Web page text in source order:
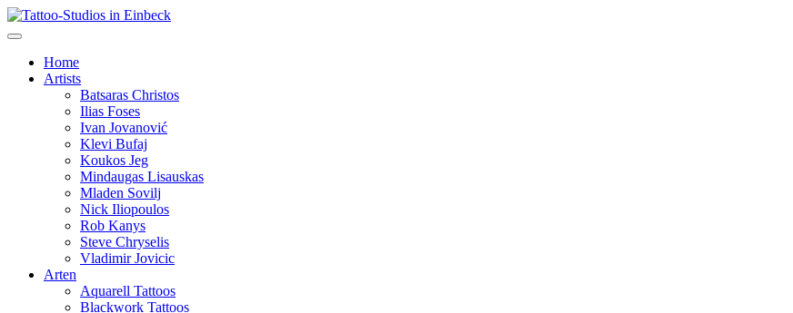
Home
Artists
Batsaras Christos
Ilias Foses
Ivan Jovanović
Klevi Bufaj
Koukos Jeg
Mindaugas Lisauskas
Mladen Sovilj
Nick Iliopoulos
Rob Kanys
Steve Chryselis
Vladimir Jovicic
Arten
Aquarell Tattoos
Blackwork Tattoos